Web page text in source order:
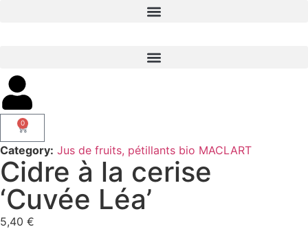
0
Category: Jus de fruits, pétillants bio MACLART
Cidre à la cerise
‘Cuvée Léa’
5,40 €